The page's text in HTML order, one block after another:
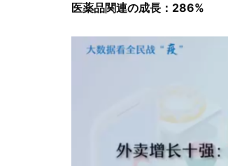
医薬品関連の成長：286%